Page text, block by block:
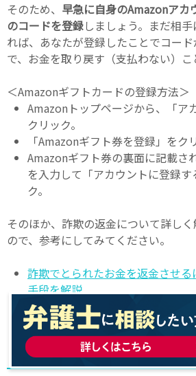
そのため、 早急に自身のAmazonアカ
のコードを登録しましょう。まだ相
れば、あなたが登録したことでコー
で、お金を取り戻す（支払わない）こ
＜Amazonギフトカードの登録方法＞
Amazonトップページから、「ア
クリック。
「Amazonギフト券を登録」をク
Amazonギフト券の裏面に記載さ
を入力して「アカウントに登録
ク。
そのほか、詐欺の返金について詳し
ので、参考にしてみてください。
詐欺でとられたお金を返金させる
手段を解説